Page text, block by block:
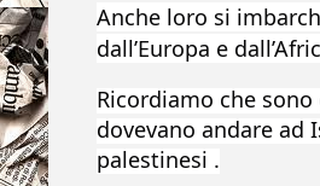
Anche loro si
dall’Europa e
Ricordiamo che
dovevano andare ad
palestinesi .